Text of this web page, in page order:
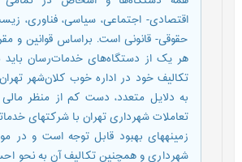
اقتصادی- اجتماعی، سیاسی، فناوری،
حقوقی- قانونی است. براساس قوانین و
هر یک از دستگاه‌های خدمات‌رسان باید
تکالیف خود در اداره خوب کلان‌شهر
به دلایل متعدد، دست کم از منظر مالی
تعاملات شهرداری تهران با شرکت­های
زمینه­های بهبود قابل توجه است و در